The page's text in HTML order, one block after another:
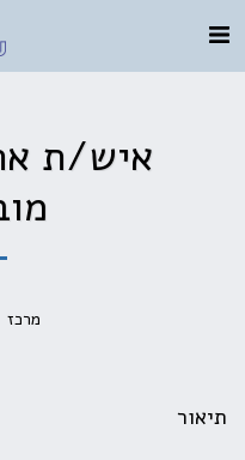
איש/ת
מרכז
תיאור